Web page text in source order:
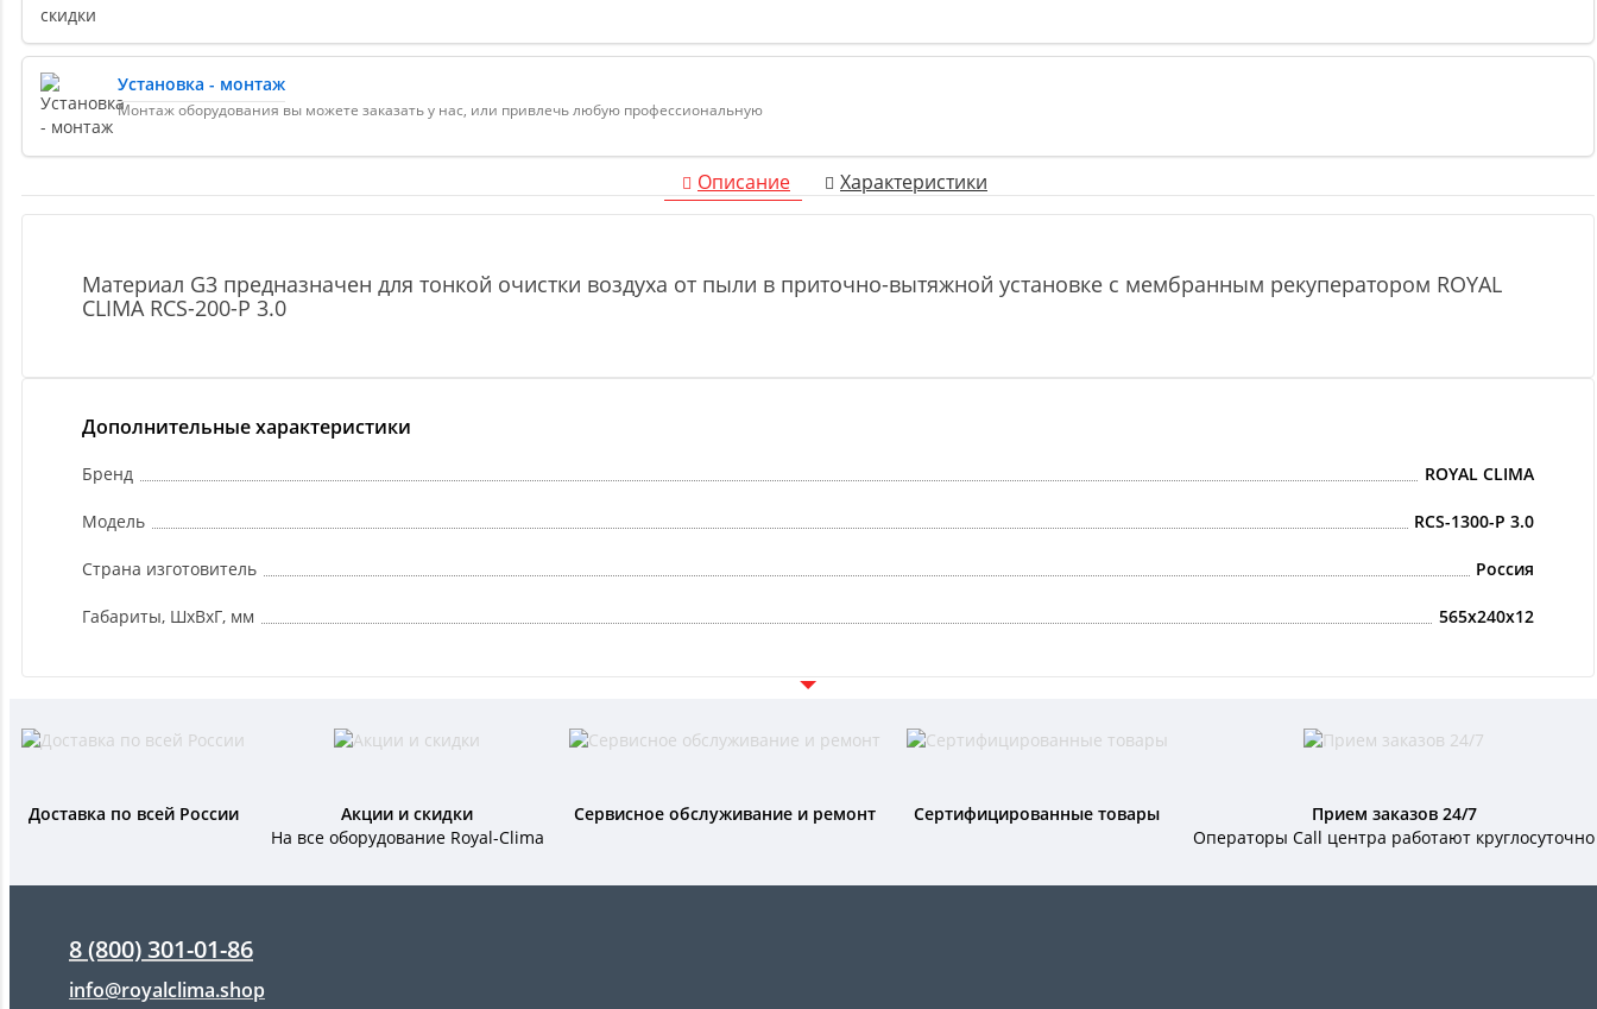
Установка - монтаж
Монтаж оборудования вы можете заказать у нас, или привлечь любую профессиональную
Описание Характеристики
Материал G3 предназначен для тонкой очистки воздуха от пыли в приточно-вытяжной установке с мембранным рекуператором ROYAL
CLIMA RCS-200-P 3.0
Дополнительные характеристики
Бренд ROYAL CLIMA
Модель RCS-1300-P 3.0
Страна изготовитель Россия
Габариты, ШxВxГ, мм 565x240x12
Доставка по всей России
Акции и скидки
На все оборудование Royal-Clima
Сервисное обслуживание и ремонт Сертифицированные товары
Прием заказов 24/7
Операторы Call центра работают круглосуточно
8 (800) 301-01-86
info@royalclima.shop